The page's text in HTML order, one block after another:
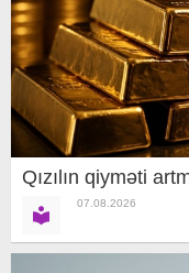
Qızılın qiyməti
07.08.2026